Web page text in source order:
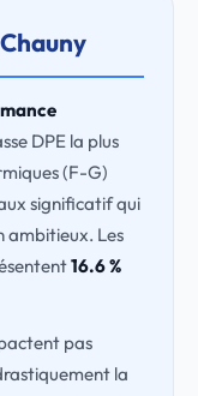
DPE la plus
(F-G)
significatif qui
ambitieux. Les
16.6 %
pas
la